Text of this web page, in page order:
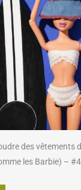
des vêtements
les Barbie) –